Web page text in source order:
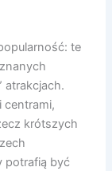
te
atrakcjach.
centrami,
krótszych
potrafią być